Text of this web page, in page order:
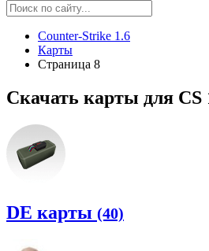
Counter-Strike 1.6
Карты
Страница 8
Скачать карты для CS
DE карты (40)